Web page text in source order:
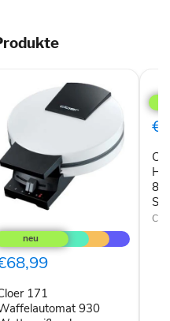
171
930
285